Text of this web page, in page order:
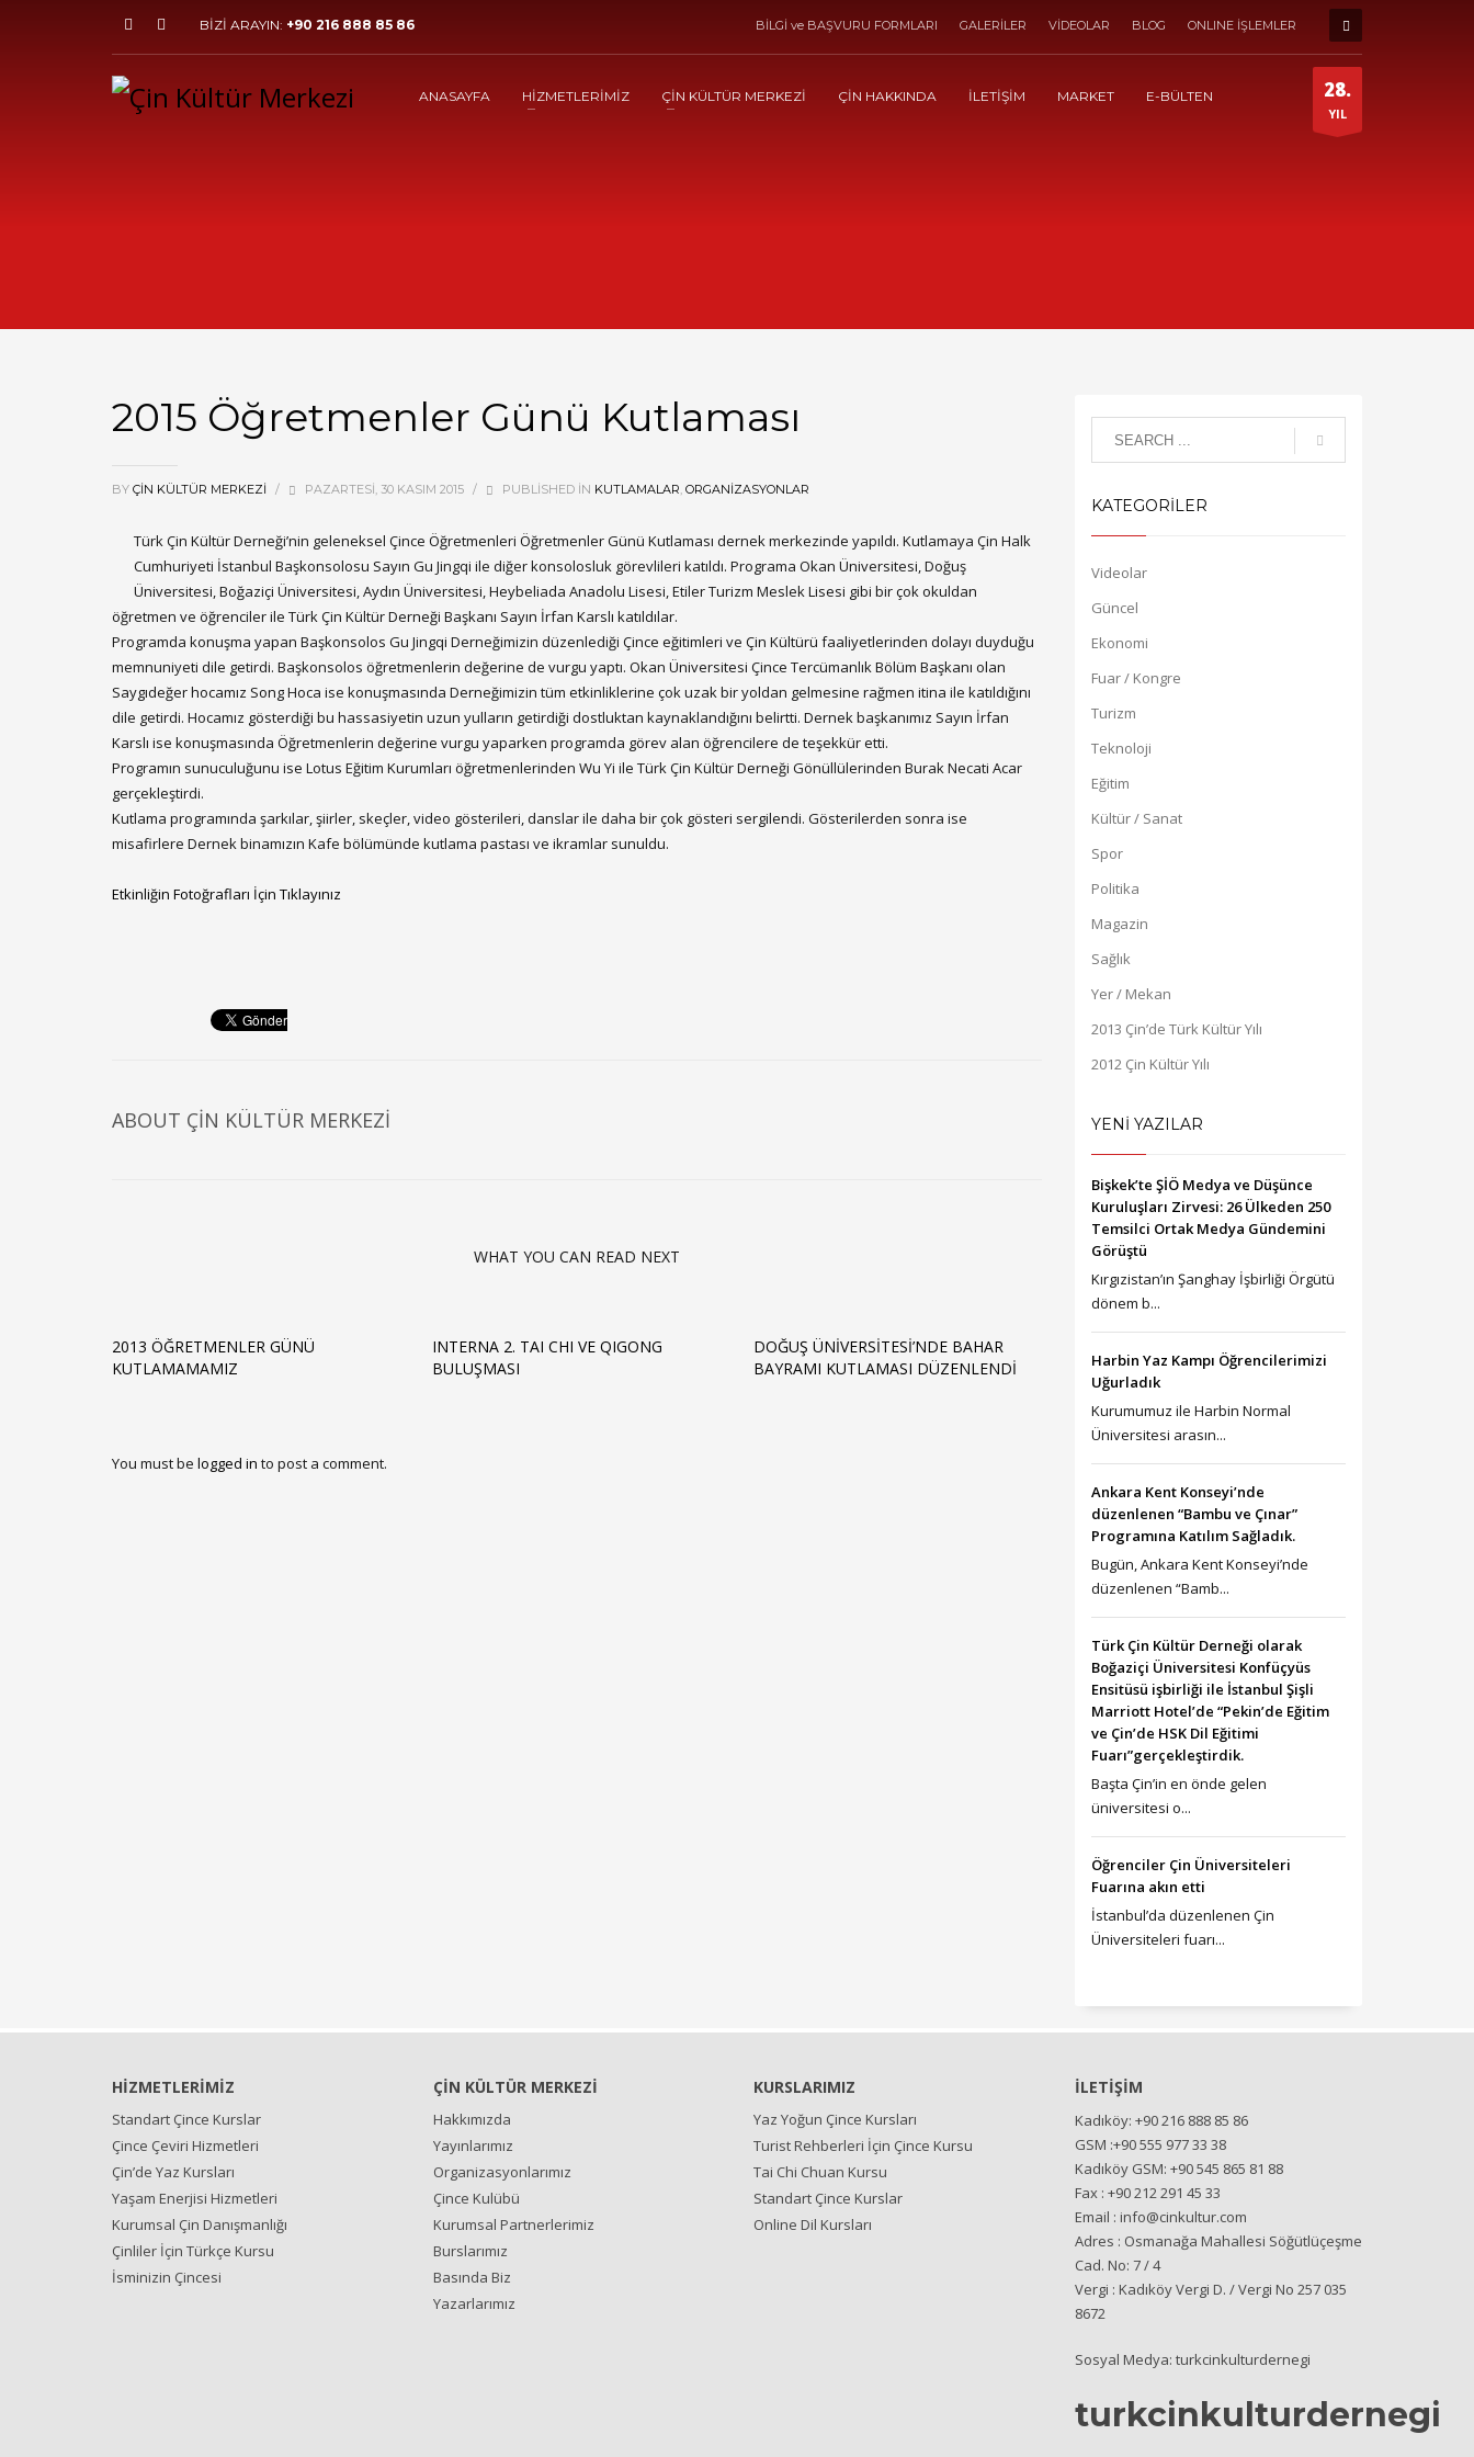
BİZİ ARAYIN: +90 216 888 85 86 BİLGİ ve BAŞVURU FORMLARI GALERİLER VİDEOLAR BLOG ONLINE İŞLEMLER
ANASAYFA HİZMETLERİMİZ ÇİN KÜLTÜR MERKEZİ ÇİN HAKKINDA İLETİŞİM MARKET E-BÜLTEN 28.
YIL
2015 Öğretmenler Günü Kutlaması
BY ÇIN KÜLTÜR MERKEZI / PAZARTESI, 30 KASIM 2015 / PUBLISHED IN KUTLAMALAR, ORGANIZASYONLAR
Türk Çin Kültür Derneği’nin geleneksel Çince Öğretmenleri Öğretmenler Günü Kutlaması dernek merkezinde yapıldı. Kutlamaya Çin Halk
Cumhuriyeti İstanbul Başkonsolosu Sayın Gu Jingqi ile diğer konsolosluk görevlileri katıldı. Programa Okan Üniversitesi, Doğuş
Üniversitesi, Boğaziçi Üniversitesi, Aydın Üniversitesi, Heybeliada Anadolu Lisesi, Etiler Turizm Meslek Lisesi gibi bir çok okuldan
öğretmen ve öğrenciler ile Türk Çin Kültür Derneği Başkanı Sayın İrfan Karslı katıldılar.
Programda konuşma yapan Başkonsolos Gu Jingqi Derneğimizin düzenlediği Çince eğitimleri ve Çin Kültürü faaliyetlerinden dolayı duyduğu
memnuniyeti dile getirdi. Başkonsolos öğretmenlerin değerine de vurgu yaptı. Okan Üniversitesi Çince Tercümanlık Bölüm Başkanı olan
Saygıdeğer hocamız Song Hoca ise konuşmasında Derneğimizin tüm etkinliklerine çok uzak bir yoldan gelmesine rağmen itina ile katıldığını
dile getirdi. Hocamız gösterdiği bu hassasiyetin uzun yulların getirdiği dostluktan kaynaklandığını belirtti. Dernek başkanımız Sayın İrfan
Karslı ise konuşmasında Öğretmenlerin değerine vurgu yaparken programda görev alan öğrencilere de teşekkür etti.
Programın sunuculuğunu ise Lotus Eğitim Kurumları öğretmenlerinden Wu Yi ile Türk Çin Kültür Derneği Gönüllülerinden Burak Necati Acar
gerçekleştirdi.
Kutlama programında şarkılar, şiirler, skeçler, video gösterileri, danslar ile daha bir çok gösteri sergilendi. Gösterilerden sonra ise
misafirlere Dernek binamızın Kafe bölümünde kutlama pastası ve ikramlar sunuldu.
Etkinliğin Fotoğrafları İçin Tıklayınız
ABOUT ÇIN KÜLTÜR MERKEZI
WHAT YOU CAN READ NEXT
2013 ÖĞRETMENLER GÜNÜ
KUTLAMAMAMIZ
INTERNA 2. TAI CHI VE QIGONG
BULUŞMASI
DOĞUŞ ÜNIVERSITESI’NDE BAHAR
BAYRAMI KUTLAMASI DÜZENLENDI
You must be logged in to post a comment.
KATEGORİLER
Videolar
Güncel
Ekonomi
Fuar / Kongre
Turizm
Teknoloji
Eğitim
Kültür / Sanat
Spor
Politika
Magazin
Sağlık
Yer / Mekan
2013 Çin’de Türk Kültür Yılı
2012 Çin Kültür Yılı
YENİ YAZILAR
Bişkek’te ŞİÖ Medya ve Düşünce
Kuruluşları Zirvesi: 26 Ülkeden 250
Temsilci Ortak Medya Gündemini
Görüştü
Kırgızistan’ın Şanghay İşbirliği Örgütü
dönem b...
Harbin Yaz Kampı Öğrencilerimizi
Uğurladık
Kurumumuz ile Harbin Normal
Üniversitesi arasın...
Ankara Kent Konseyi’nde
düzenlenen “Bambu ve Çınar”
Programına Katılım Sağladık.
Bugün, Ankara Kent Konseyi’nde
düzenlenen “Bamb...
Türk Çin Kültür Derneği olarak
Boğaziçi Üniversitesi Konfüçyüs
Ensitüsü işbirliği ile İstanbul Şişli
Marriott Hotel’de “Pekin’de Eğitim
ve Çin’de HSK Dil Eğitimi
Fuarı”gerçekleştirdik.
Başta Çin’in en önde gelen
üniversitesi o...
Öğrenciler Çin Üniversiteleri
Fuarına akın etti
İstanbul’da düzenlenen Çin
Üniversiteleri fuarı...
HİZMETLERİMİZ
Standart Çince Kurslar
Çince Çeviri Hizmetleri
Çin’de Yaz Kursları
Yaşam Enerjisi Hizmetleri
Kurumsal Çin Danışmanlığı
Çinliler İçin Türkçe Kursu
İsminizin Çincesi
ÇİN KÜLTÜR MERKEZİ
Hakkımızda
Yayınlarımız
Organizasyonlarımız
Çince Kulübü
Kurumsal Partnerlerimiz
Burslarımız
Basında Biz
Yazarlarımız
KURSLARIMIZ
Yaz Yoğun Çince Kursları
Turist Rehberleri İçin Çince Kursu
Tai Chi Chuan Kursu
Standart Çince Kurslar
Online Dil Kursları
İLETİŞİM
Kadıköy: +90 216 888 85 86
GSM :+90 555 977 33 38
Kadıköy GSM: +90 545 865 81 88
Fax : +90 212 291 45 33
Email : info@cinkultur.com
Adres : Osmanağa Mahallesi Söğütlüçeşme
Cad. No: 7 / 4
Vergi : Kadıköy Vergi D. / Vergi No 257 035
8672
Sosyal Medya: turkcinkulturdernegi
turkcinkulturdernegi